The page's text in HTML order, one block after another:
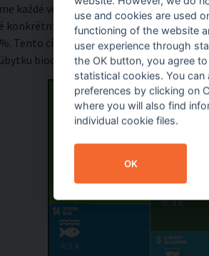
každé veřejně prospěšné organizaci
konkrétní cíle dobrovolníci svou činnost
%. Tento cíl podporuje udržitelné
biodiverzity.
use and cookies are used
functioning of the website
user experience through
the OK button, you agree
statistical cookies. You can
preferences by clicking on
where you will also find
individual cookie files.
OK